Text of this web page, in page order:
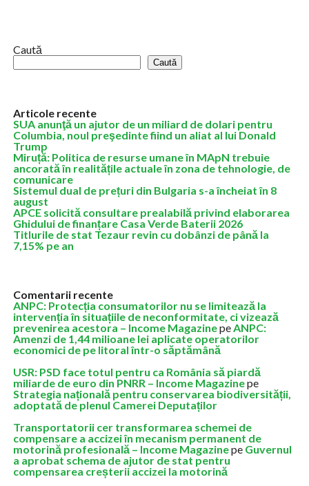
Caută
Caută
Articole recente
SUA anunţă un ajutor de un miliard de dolari pentru
Columbia, noul preşedinte fiind un aliat al lui Donald
Trump
Miruță: Politica de resurse umane în MApN trebuie
ancorată în realitățile actuale în zona de tehnologie, de
comunicare
Sistemul dual de prețuri din Bulgaria s-a încheiat în 8
august
APCE solicită consultare prealabilă privind elaborarea
Ghidului de finanțare Casa Verde Baterii 2026
Titlurile de stat Tezaur revin cu dobânzi de până la
7,15% pe an
Comentarii recente
ANPC: Protecția consumatorilor nu se limitează la
intervenția în situațiile de neconformitate, ci vizează
prevenirea acestora – Income MagazinepeANPC:
Amenzi de 1,44 milioane lei aplicate operatorilor
economici de pe litoral într-o săptămână
USR: PSD face totul pentru ca România să piardă
miliarde de euro din PNRR – Income Magazinepe
Strategia națională pentru conservarea biodiversității,
adoptată de plenul Camerei Deputaților
Transportatorii cer transformarea schemei de
compensare a accizei în mecanism permanent de
motorină profesională – Income Magazinepe Guvernul
a aprobat schema de ajutor de stat pentru
compensarea creșterii accizei la motorină